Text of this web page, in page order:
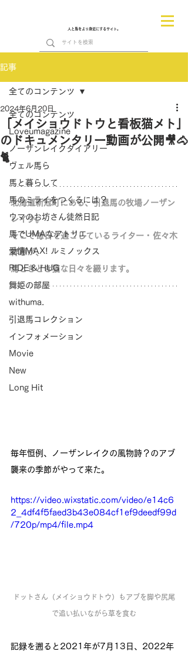
人と馬をより身近にするサイト。
記事
全てのコンテンツ
Loveumagazine
ノーザンレイクダイアリー
ヴェル馬ら
馬と暮らして
馬のミライをつくるには？
ウマのお坊さん徒然日記
馬でUMAなアトリエ
愛情MAX! ルミノックス
RIDE & HUG
舞姫の部屋
withuma.
引退馬コレクション
インフォメーション
Movie
New
Long Hit
全てのコンテンツ
「メイショウドトウと看板猫メト」
のドキュメンタリー動画が公開🎥🐴
🐈
2024年6月20日
北海道新冠町にある、引退馬の牧場ノーザン
レイク。
そこで毎日を過ごしているライター・佐々木
祥恵が、
馬ときどき猫な日々を綴ります。
毎年恒例、ノーザンレイクの風物詩？のアブ
襲来の季節がやって来た。
https://video.wixstatic.com/video/e14c6
2_4df4f5faed3b43e084cf1ef9deedf99d
/720p/mp4/file.mp4
ドットさん（メイショウドトウ）もアブを脚や尻尾
で追い払いながら草を食む
記録を遡ると2021年が7月13日、2022年